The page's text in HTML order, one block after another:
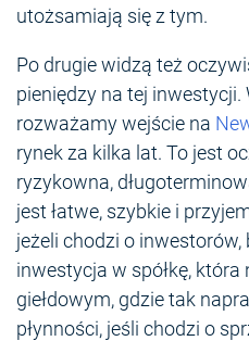
utożsamiają się z tym.
Po drugie widzą też
pieniędzy na tej
rozważamy wejście na
rynek za kilka lat. To jest
ryzykowna,
jest łatwe, szybkie i
jeżeli chodzi o
inwestycja w spółkę,
giełdowym, gdzie tak
płynności, jeśli chodzi o